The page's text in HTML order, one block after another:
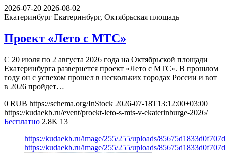
2026-07-20 2026-08-02
Екатеринбург Екатеринбург, Октябрьская площадь
Проект «Лето с МТС»
С 20 июля по 2 августа 2026 года на Октябрьской площади
Екатеринбурга развернется проект «Лето с МТС». В прошлом
году он с успехом прошел в нескольких городах России и вот
в 2026 пройдет…
0 RUB https://schema.org/InStock 2026-07-18T13:12:00+03:00
https://kudaekb.ru/event/proekt-leto-s-mts-v-ekaterinburge-2026/
Бесплатно 2.8K 13
https://kudaekb.ru/image/255/255/uploads/
https://kudaekb.ru/image/255/255/uploads/